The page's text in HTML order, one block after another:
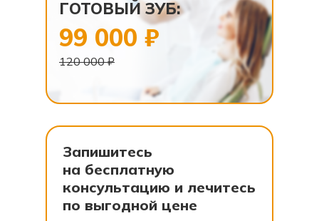
99 000 ₽
Запишитесь
на бесплатную
консультацию и лечитесь
по выгодной цене
120 000 ₽
ГОТОВЫЙ ЗУБ: